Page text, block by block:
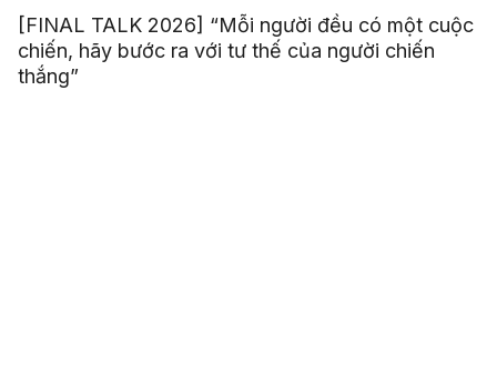
[FINAL TALK 2026] “Mỗi người đều có một cuộc
chiến, hãy bước ra với tư thế của người chiến
thắng”